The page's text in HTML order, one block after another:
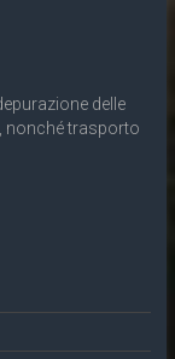
delle
nonché trasporto